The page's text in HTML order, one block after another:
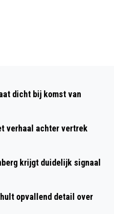
dicht bij komst van
verhaal achter vertrek
krijgt duidelijk signaal
opvallend detail over